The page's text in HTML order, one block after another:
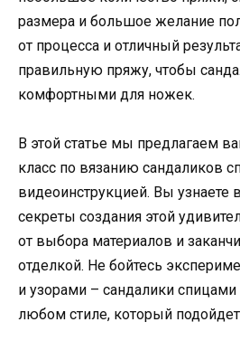
размера и большое желание
от процесса и отличный
правильную пряжу, чтобы
комфортными для ножек.
В этой статье мы предлагаем
класс по вязанию сандаликов
видеоинструкцией. Вы узнаете
секреты создания этой
от выбора материалов и
отделкой. Не бойтесь
и узорами – сандалики
любом стиле, который